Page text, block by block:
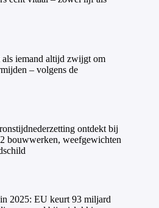
als iemand altijd zwijgt om
– volgens de
ontdekt bij
bouwwerken, weefgewichten
2025: EU keurt 93 miljard